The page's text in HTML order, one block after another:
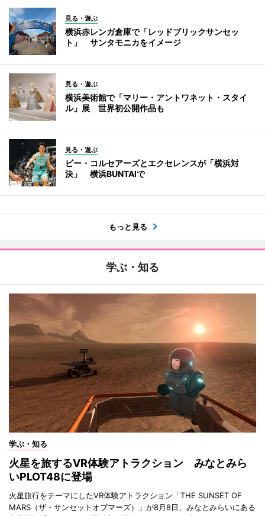
見る・遊ぶ
横浜赤レンガ倉庫で「レッドブリックサンセッ
ト」 サンタモニカをイメージ
見る・遊ぶ
横浜美術館で「マリー・アントワネット・スタイ
ル」展 世界初公開作品も
見る・遊ぶ
ビー・コルセアーズとエクセレンスが「横浜対
決」 横浜BUNTAIで
もっと見る
学ぶ・知る
学ぶ・知る
火星を旅するVR体験アトラクション みなとみら
いPLOT48に登場
火星旅行をテーマにしたVR体験アトラクション「THE SUNSET OF
MARS（ザ・サンセットオブマーズ）」が8月8日、みなとみらいにある